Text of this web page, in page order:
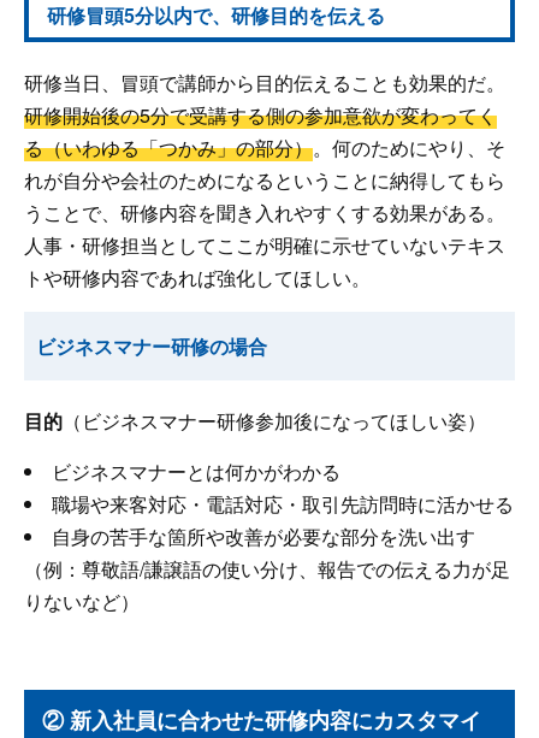
研修冒頭5分以内で、研修目的を伝える
研修当日、冒頭で講師から目的伝えることも効果的だ。
研修開始後の5分で受講する側の参加意欲が変わってく
る（いわゆる「つかみ」の部分）。何のためにやり、そ
れが自分や会社のためになるということに納得してもら
うことで、研修内容を聞き入れやすくする効果がある。
人事・研修担当としてここが明確に示せていないテキス
トや研修内容であれば強化してほしい。
ビジネスマナー研修の場合
目的 （ビジネスマナー研修参加後になってほしい姿）
ビジネスマナーとは何かがわかる
職場や来客対応・電話対応・取引先訪問時に活かせる
自身の苦手な箇所や改善が必要な部分を洗い出す
（例：尊敬語/謙譲語の使い分け、報告での伝える力が足
りないなど）
② 新入社員に合わせた研修内容にカスタマイ